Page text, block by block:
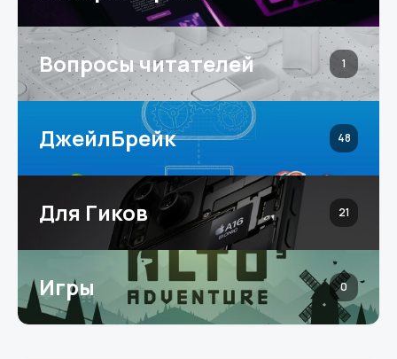
Вопросы читателей 1
ДжейлБрейк 48
Для Гиков 21
Игры 0